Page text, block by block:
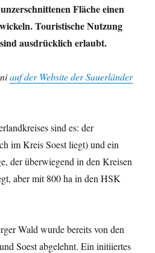
Fläche einen
Touristische Nutzung
ausdrücklich erlaubt.
auf der Website der Sauerländer
sind es: der
im Kreis Soest liegt) und ein
der überwiegend in den Kreisen
aber mit 800 ha in den HSK
Wald wurde bereits von den
Soest abgelehnt. Ein initiiertes